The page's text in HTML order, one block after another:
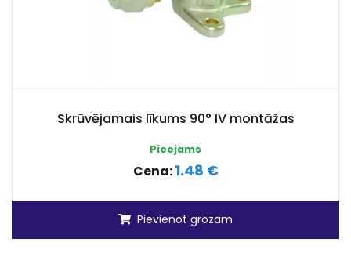
Skrūvējamais līkums 90° IV montāžas
Pieejams
Cena:1.48 €
Pievienot grozam